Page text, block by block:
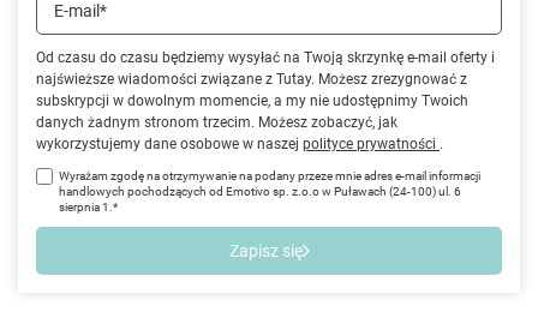
Od czasu do czasu będziemy wysyłać na Twoją skrzynkę e-mail oferty i
najświeższe wiadomości związane z Tutay. Możesz zrezygnować z
subskrypcji w dowolnym momencie, a my nie udostępnimy Twoich
danych żadnym stronom trzecim. Możesz zobaczyć, jak
wykorzystujemy dane osobowe w naszej polityce prywatności .
E-mail*
Wyrażam zgodę na otrzymywanie na podany przeze mnie adres e-mail informacji
handlowych pochodzących od Emotivo sp. z.o.o w Puławach (24-100) ul. 6
sierpnia 1.*
Zapisz się